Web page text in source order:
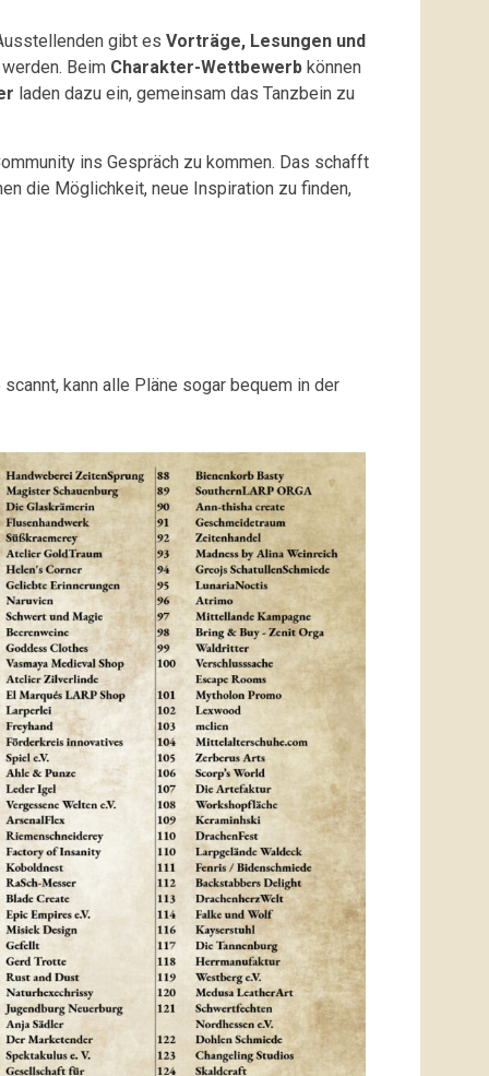
gibt es Vorträge, Lesungen und
Beim Charakter-Wettbewerb können
laden dazu ein, gemeinsam das Tanzbein zu
ins Gespräch zu kommen. Das schafft
die Möglichkeit, neue Inspiration zu finden,
kann alle Pläne sogar bequem in der